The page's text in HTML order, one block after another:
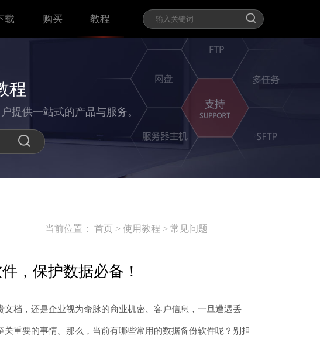
载 购买 教程
程
提供一站式的产品与服务。
当前位置： 首页 > 使用教程 > 常见问题
，保护数据必备！
档，还是企业视为命脉的商业机密、客户信息，一旦遭遇丢
重要的事情。那么，当前有哪些常用的数据备份软件呢？别担